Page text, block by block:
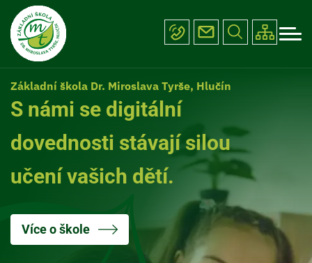
Přejít
hlavnímu
obsahu
Menu
navigace
ŠKOLA
PROJEKTY
ÚŘEDNÍ DESKA
FOTOGALERIE
KONTAKTY
Základní škola Dr. Miroslava Tyrše, Hlučín
S námi se digitální
dovednosti stávají silou
učení vašich dětí.
Více o škole